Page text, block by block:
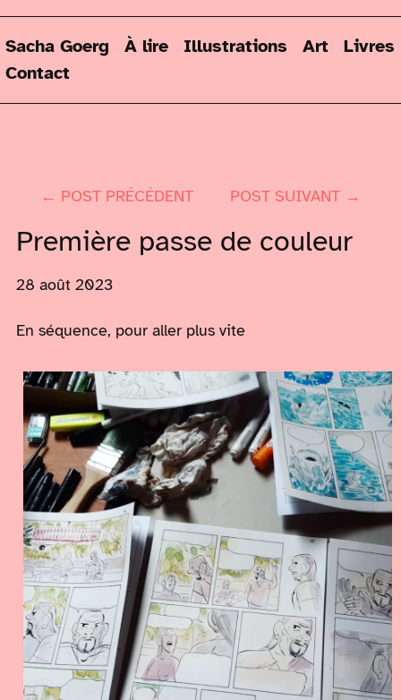
Sacha Goerg À lire Illustrations Art
Livres
Contact
← POST PRÉCÉDENT POST SUIVANT →
Première passe de couleur
28 août 2023
En séquence, pour aller plus vite